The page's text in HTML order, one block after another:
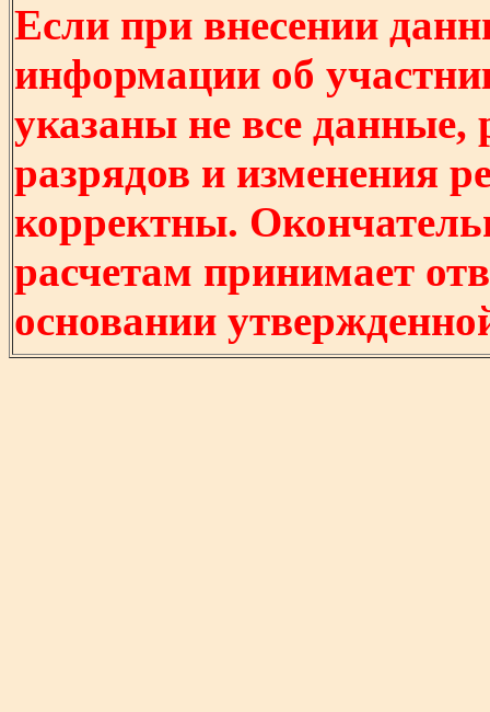
Если при внесении
информации об
указаны не все
разрядов и изменения
корректны.
расчетам принимает
основании